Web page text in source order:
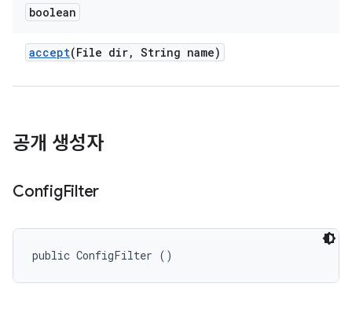
boolean
accept(File dir, String name)
공개 생성자
ConfigFilter
public ConfigFilter ()